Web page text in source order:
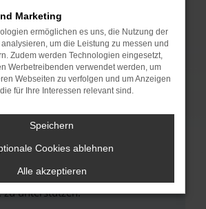
auf dem neuesten Stand
birgt nicht nur ein
sondern kann auch dazu
bestimmte Funktionen nicht mehr
an den Webseitenbetreiber.
oben genannten Schritte versucht
uns bitte. Wir werden
schicken, um uns bei der
zu unterstützen:
Marketing
ermöglichen es uns, die Nutzung der
um die Leistung zu messen und
Zudem werden Technologien eingesetzt,
Werbetreibenden verwendet werden, um
Webseiten zu verfolgen und um Anzeigen
für Ihre Interessen relevant sind.
Speichern
Cookies ablehnen
Alle akzeptieren